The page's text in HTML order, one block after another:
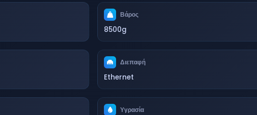
Βάρος
8500g
Διεπαφή
Ethernet
Υγρασία